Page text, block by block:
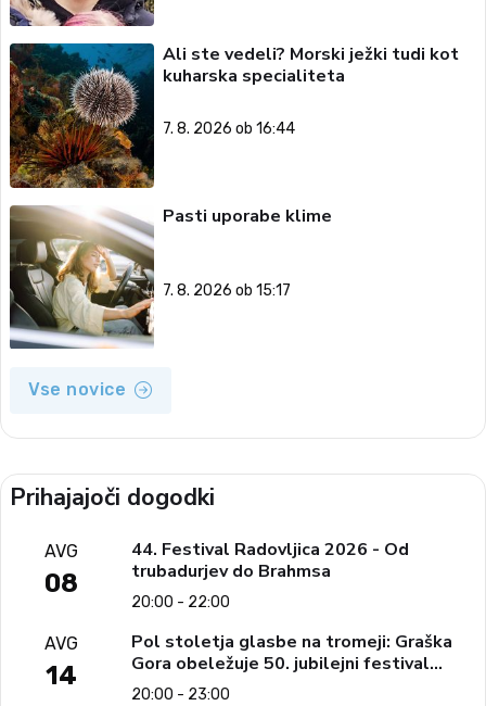
Ali ste vedeli? Morski ježki tudi kot
kuharska specialiteta
7. 8. 2026 ob 16:44
Pasti uporabe klime
7. 8. 2026 ob 15:17
Vse novice
Prihajajoči dogodki
AVG
08
44. Festival Radovljica 2026 - Od
trubadurjev do Brahmsa
20:00 - 22:00
AVG
14
Pol stoletja glasbe na tromeji: Graška
Gora obeležuje 50. jubilejni festival
narodno-zabavne glasbe
20:00 - 23:00